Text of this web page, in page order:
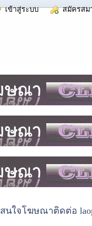
เข้าสู่ระบบ สมัครสม
สนใจโฆษณาติดต่อ